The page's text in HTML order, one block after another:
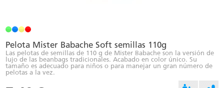
Pelota Mister Babache Soft semillas 110g
Las pelotas de semillas de 110 g de Mister Babache son la versión de
lujo de las beanbags tradicionales. Acabado en color único. Su
tamaño es adecuado para niños o para manejar un gran número de
pelotas a la vez.